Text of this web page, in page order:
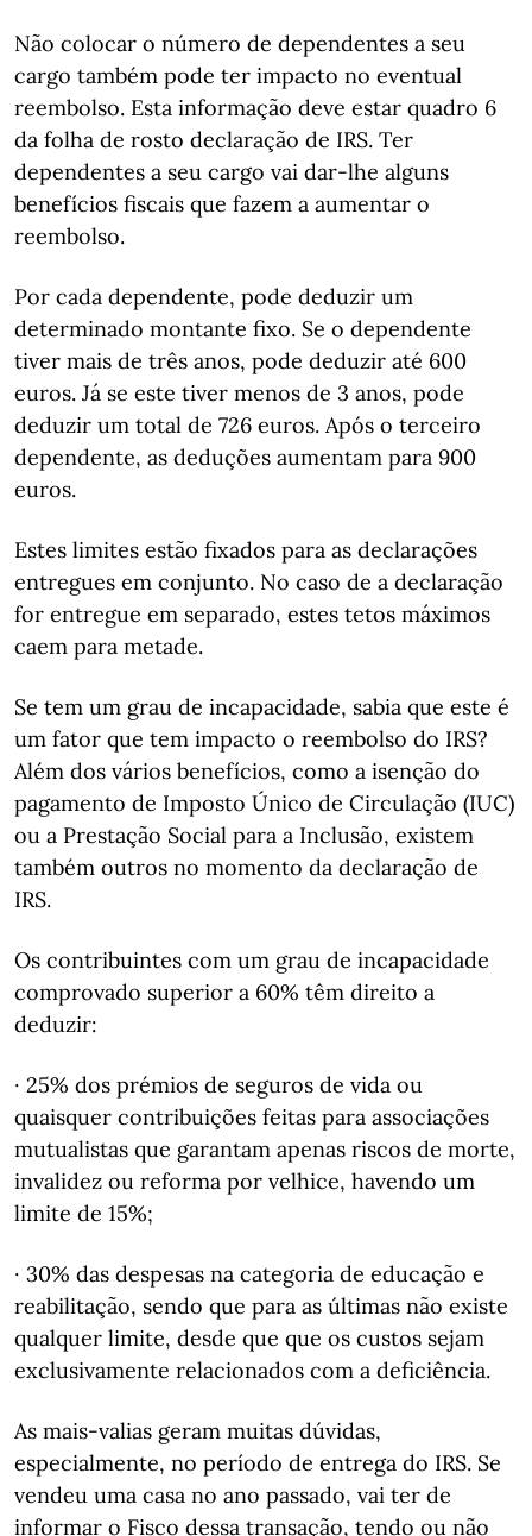
Não colocar o número de dependentes a seu
cargo também pode ter impacto no eventual
reembolso. Esta informação deve estar quadro 6
da folha de rosto declaração de IRS. Ter ​​​​​​​
dependentes a seu cargo vai dar-lhe alguns
benefícios fiscais que fazem a aumentar o
reembolso.
Por cada dependente, pode deduzir um
determinado montante fixo. Se o dependente
tiver mais de três anos, pode deduzir até 600
euros. Já se este tiver menos de 3 anos, pode
deduzir um total de 726 euros. Após o terceiro
dependente, as deduções aumentam para 900
euros.
Estes limites estão fixados para as declarações
entregues em conjunto. No caso de a declaração
for entregue em separado, estes tetos máximos
caem para metade.
Se tem um grau de incapacidade, sabia que este é
um fator que tem impacto o reembolso do IRS?
Além dos vários benefícios, como a isenção do
pagamento de Imposto Único de Circulação (IUC)
ou a Prestação Social para a Inclusão, existem
também outros no momento da declaração de
IRS.
Os contribuintes com um grau de incapacidade
comprovado superior a 60% têm direito a
deduzir:
· 25% dos prémios de seguros de vida ou
quaisquer contribuições feitas para associações
mutualistas que garantam apenas riscos de morte,
invalidez ou reforma por velhice, havendo um
limite de 15%;
· 30% das despesas na categoria de educação e
reabilitação, sendo que para as últimas não existe
qualquer limite, desde que que os custos sejam
exclusivamente relacionados com a deficiência.
As mais-valias geram muitas dúvidas,
especialmente, no período de entrega do IRS. Se
vendeu uma casa no ano passado, vai ter de
informar o Fisco dessa transação, tendo ou não